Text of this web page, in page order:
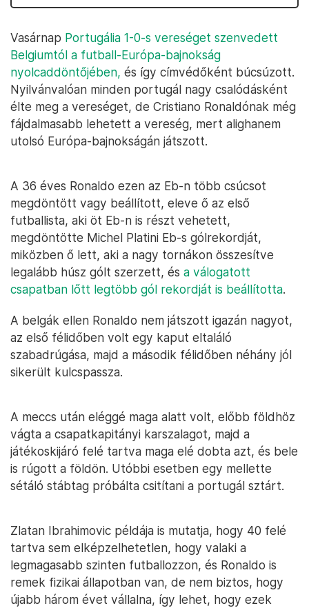
Vasárnap Portugália 1-0-s vereséget szenvedett
Belgiumtól a futball-Európa-bajnokság
nyolcaddöntőjében, és így címvédőként búcsúzott.
Nyilvánvalóan minden portugál nagy csalódásként
élte meg a vereséget, de Cristiano Ronaldónak még
fájdalmasabb lehetett a vereség, mert alighanem
utolsó Európa-bajnokságán játszott.
A 36 éves Ronaldo ezen az Eb-n több csúcsot
megdöntött vagy beállított, eleve ő az első
futballista, aki öt Eb-n is részt vehetett,
megdöntötte Michel Platini Eb-s gólrekordját,
miközben ő lett, aki a nagy tornákon összesítve
legalább húsz gólt szerzett, és a válogatott
csapatban lőtt legtöbb gól rekordját is beállította.
A belgák ellen Ronaldo nem játszott igazán nagyot,
az első félidőben volt egy kaput eltaláló
szabadrúgása, majd a második félidőben néhány jól
sikerült kulcspassza.
A meccs után eléggé maga alatt volt, előbb földhöz
vágta a csapatkapitányi karszalagot, majd a
játékoskijáró felé tartva maga elé dobta azt, és bele
is rúgott a földön. Utóbbi esetben egy mellette
sétáló stábtag próbálta csitítani a portugál sztárt.
Zlatan Ibrahimovic példája is mutatja, hogy 40 felé
tartva sem elképzelhetetlen, hogy valaki a
legmagasabb szinten futballozzon, és Ronaldo is
remek fizikai állapotban van, de nem biztos, hogy
újabb három évet vállalna, így lehet, hogy ezek